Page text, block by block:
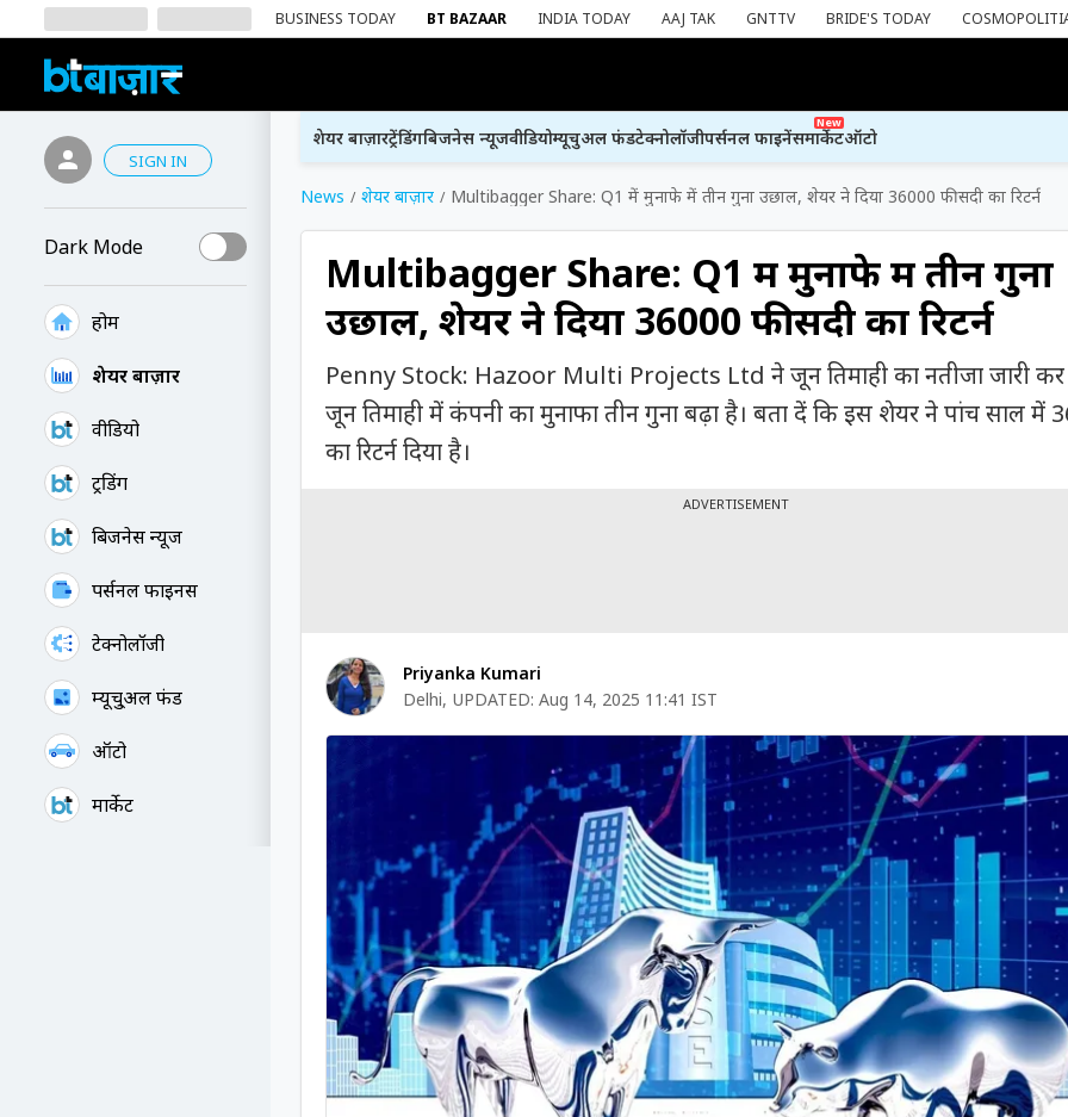
BUSINESS TODAY BT BAZAAR INDIA TODAY AAJ TAK GNTTV BRIDE'S TODAY
SIGN IN
Dark Mode
होम
शेयर बाज़ार
वीडियो
ट्रेंडिंग
बिजनेस न्यूज
पर्सनल फाइनेंस
टेक्नोलॉजी
म्यूचु्अल फंड
ऑटो
मार्केट
शेयर बाज़ारट्रेंडिंगबिजनेस न्यूजवीडियोम्यूचुअल फंडटेक्नोलॉजीपर्सनल फाइनेंस
New
मार्केटऑटो
News शेयर बाज़ार Multibagger Share: Q1 में मुनाफे में तीन गुना उछाल, शेयर ने दिया 36000 फीसदी का रिटर्न
Multibagger Share: Q1 में मुनाफे में तीन गुना
उछाल, शेयर ने दिया 36000 फीसदी का रिटर्न
Penny Stock: Hazoor Multi Projects Ltd ने जून तिमाही का नतीजा जारी कर
जून तिमाही में कंपनी का मुनाफा तीन गुना बढ़ा है। बता दें कि इस शेयर ने पांच साल में
का रिटर्न दिया है।
ADVERTISEMENT
Priyanka Kumari
Delhi, UPDATED: Aug 14, 2025 11:41 IST